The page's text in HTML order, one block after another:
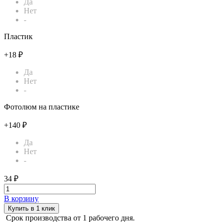
Да
Нет
-
Пластик
+18 ₽
Да
Нет
-
Фотолюм на пластике
+140 ₽
Да
Нет
-
34 ₽
В корзину
Купить в 1 клик
Срок производства от 1 рабочего дня.